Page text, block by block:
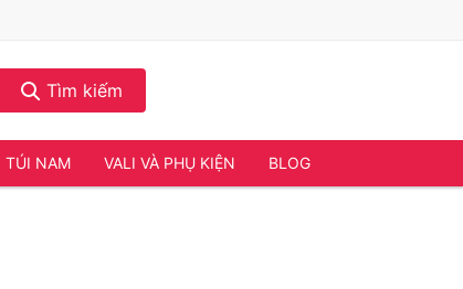
Tìm kiếm
TÚI NAM VALI VÀ PHỤ KIỆN BLOG